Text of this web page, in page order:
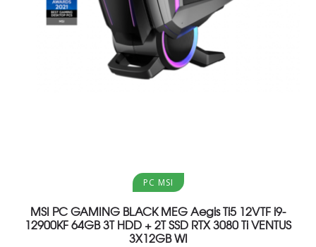
Aggiungi al carrello
PC MSI
MSI PC GAMING BLACK MEG Aegis Ti5 12VTF i9-
12900KF 64GB 3T HDD + 2T SSD RTX 3080 Ti VENTUS
3X12GB WI